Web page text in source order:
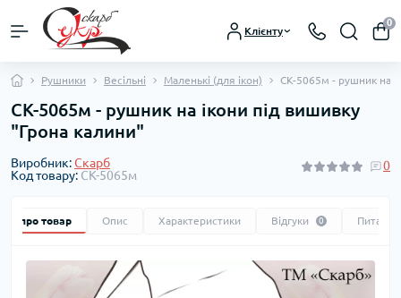
Клієнту
0
Рушники Весільні Маленькі (для ікон) СК-5065м - рушник на
СК-5065м - рушник на ікони під вишивку
"Грона калини"
Виробник:Скарб
Код товару: СК-5065м
0
про товар Опис Характеристики Відгуки 0 Питання